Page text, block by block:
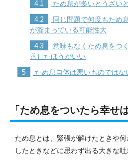
4.1 ため息が多いとうざい
4.2
同じ問題で何度もため
が溜まっている可能性大
4.3
意味もなくため息をつ
善したほうがいい
5 ため息自体は悪いものではな
「ため息をついたら幸せ
ため息とは、緊張が解けたときや
したときなどに思わず出る大きな吐